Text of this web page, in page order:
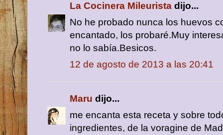
La Cocinera Mileurista dijo...
No he probado nunca los huevos
encantado, los probaré.Muy
no lo sabía.Besicos.
12 de agosto de 2013 a las 20:41
Maru dijo...
me encanta esta receta y sobre
ingredientes, de la voragine de